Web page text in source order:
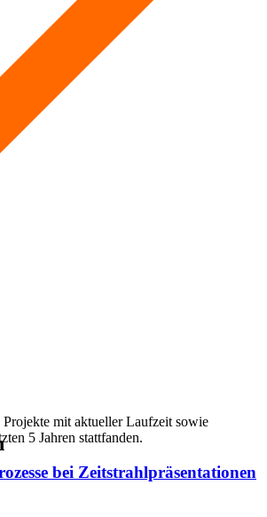
mit aktueller Laufzeit sowie
5 Jahren stattfanden.
bei Zeitstrahlpräsentationen